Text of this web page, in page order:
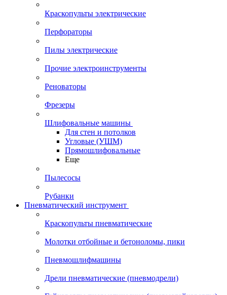
Краскопульты электрические
Перфораторы
Пилы электрические
Прочие электроинструменты
Реноваторы
Фрезеры
Шлифовальные машины
Для стен и потолков
Угловые (УШМ)
Прямошлифовальные
Еще
Пылесосы
Рубанки
Пневматический инструмент
Краскопульты пневматические
Молотки отбойные и бетоноломы, пики
Пневмошлифмашины
Дрели пневматические (пневмодрели)